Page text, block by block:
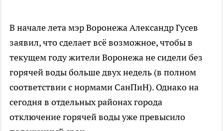
В начале лета мэр Воронежа Александр Гусев
заявил, что сделает всё возможное, чтобы в
текущем году жители Воронежа не сидели без
горячей воды больше двух недель (в полном
соответствии с нормами СанПиН). Однако на
сегодня в отдельных районах города
отключение горячей воды уже превысило